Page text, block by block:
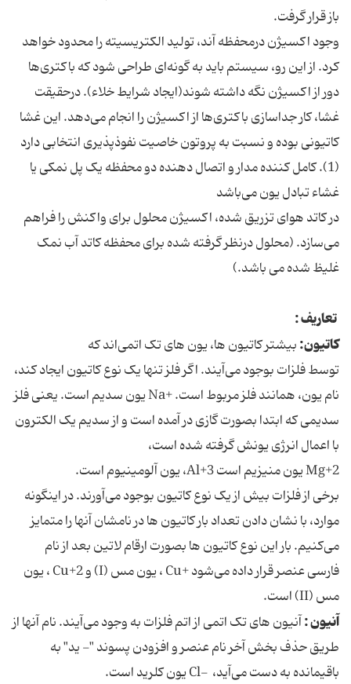
باز قرار گرفت.
وجود اکسیژن درمحفظه آند، تولید الکتریسیته را محدود خواهد
کرد. از این ‌رو، سیستم باید به گونه‌ای طراحی شود که باکتری‌ها
دور از اکسیژن نگه ‌داشته ‌شوند(ایجاد شرایط خلاء). درحقیقت
غشا، کار جداسازی باکتری‌ها از اکسیژن را انجام می‌دهد. این غشا
کاتیونی بوده و نسبت به پروتون خاصیت نفوذپذیری انتخابی دارد
(1). کامل کننده مدار و اتصال دهنده دو محفظه یک پل نمکی یا
غشاء تبادل یون می‌باشد
در کاتد هوای تزریق شده، اکسیژن محلول برای واکنش را فراهم
می‌سازد. (محلول درنظر گرفته شده برای محفظه کاتد آب نمک
غلیظ شده می باشد.)
تعاریف :
کاتیون:بیشتر کاتیون ها، یون های تک اتمی‌اند که
توسط فلزات بوجود می‌آیند. اگر فلز تنها یک نوع کاتیون ایجاد کند،
نام یون، همانند فلز مربوط است. +Na یون سدیم است. یعنی فلز
سدیمی که ابتدا بصورت گازی در آمده است و از سدیم یک الکترون
با اعمال انرژی یونش گرفته شده است،
2+Mg یون منیزیم است 3+Al، یون آلومینیوم است.
برخی از فلزات بیش از یک نوع کاتیون بوجود می‌آورند. در اینگونه
موارد، با نشان دادن تعداد بار کاتیون ها در نامشان آنها را متمایز
می‌کنیم. بار این نوع کاتیون ها بصورت ارقام لاتین بعد از نام
فارسی عنصر قرار داده می‌شود +Cu ، یون مس (I) و 2+Cu ، یون
مس (II) است.
آنیون :آنیون های تک‌ اتمی از اتم فلزات به وجود می‌آیند. نام آنها از
طریق حذف بخش آخر نام عنصر و افزودن پسوند "- ید" به
باقیمانده به دست می‌آید، -Cl یون کلرید است.